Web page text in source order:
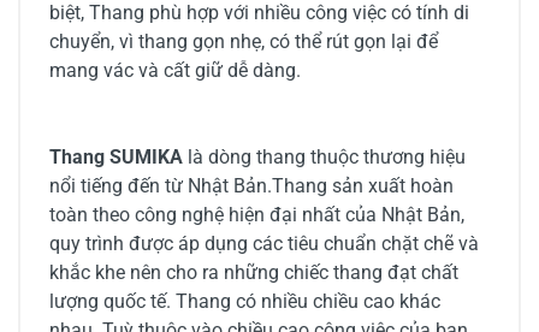
biệt, Thang phù hợp với nhiều công việc có tính di
chuyển, vì thang gọn nhẹ, có thể rút gọn lại để
mang vác và cất giữ dễ dàng.
Thang SUMIKA là dòng thang thuộc thương hiệu
nổi tiếng đến từ Nhật Bản.Thang sản xuất hoàn
toàn theo công nghệ hiện đại nhất của Nhật Bản,
quy trình được áp dụng các tiêu chuẩn chặt chẽ và
khắc khe nên cho ra những chiếc thang đạt chất
lượng quốc tế. Thang có nhiều chiều cao khác